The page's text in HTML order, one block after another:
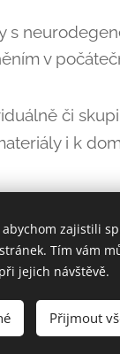
s
v
či
i k
službouWebnode
abychom zajistili
Tím vám
jejich návštěvě.
Přijmout